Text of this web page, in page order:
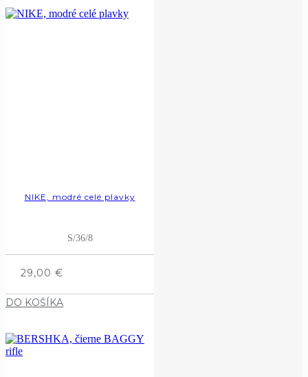
NIKE, modré celé plavky
S/36/8
29,00 €
DO KOŠÍKA